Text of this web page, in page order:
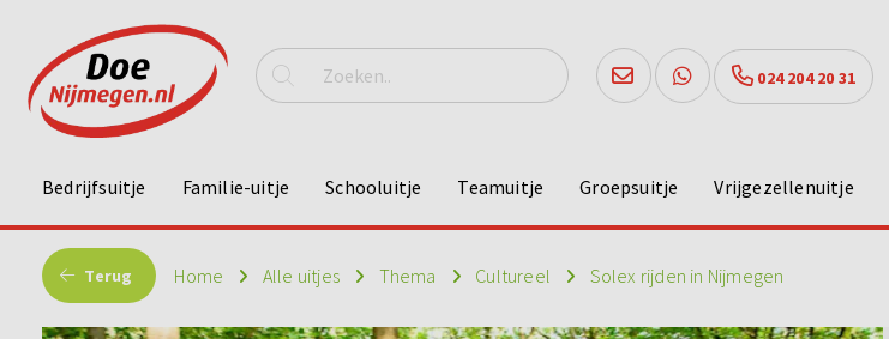
024 204 20 31
Bedrijfsuitje Familie-uitje Schooluitje Teamuitje Groepsuitje Vrijgezellenuitje
Terug Home Alle uitjes Thema Cultureel Solex rijden in Nijmegen